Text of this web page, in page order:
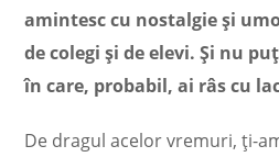
amintesc cu nostalgie și
de colegi și de elevi. Și nu
în care, probabil, ai râs cu
De dragul acelor vremuri, ți-